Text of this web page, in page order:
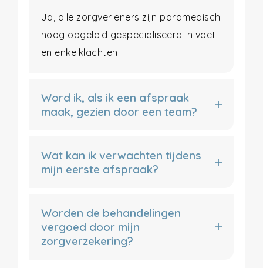
Ja, alle zorgverleners zijn paramedisch
hoog opgeleid gespecialiseerd in voet-
en enkelklachten.
Word ik, als ik een afspraak
maak, gezien door een team?
Wat kan ik verwachten tijdens
mijn eerste afspraak?
Worden de behandelingen
vergoed door mijn
zorgverzekering?